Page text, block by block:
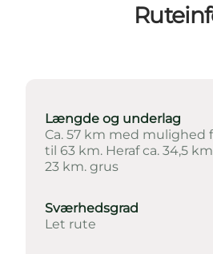
Længde og underlag
Ca. 57 km med mulighed
til 63 km. Heraf ca. 34,5
23 km. grus
Sværhedsgrad
Let rute